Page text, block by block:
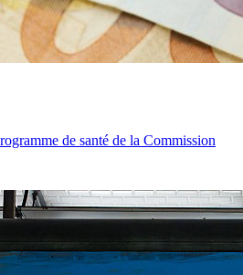
de santé de la Commission